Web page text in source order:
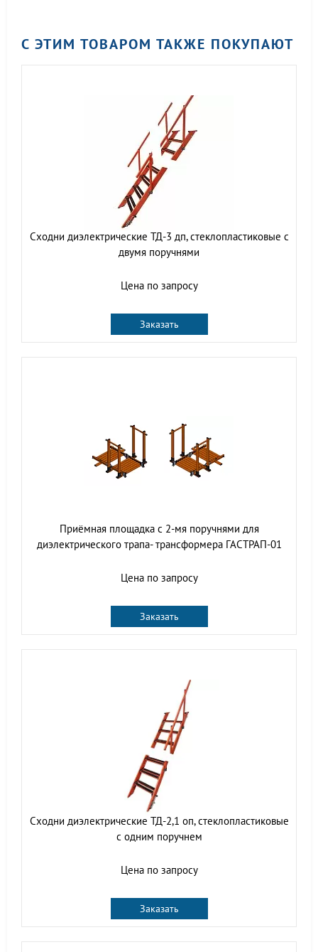
С ЭТИМ ТОВАРОМ ТАКЖЕ ПОКУПАЮТ
Сходни диэлектрические ТД-3 дп, стеклопластиковые с
двумя поручнями
Цена по запросу
Заказать
Приёмная площадка с 2-мя поручнями для
диэлектрического трапа- трансформера ГАСТРАП-01
Цена по запросу
Заказать
Сходни диэлектрические ТД-2,1 оп, стеклопластиковые
с одним поручнем
Цена по запросу
Заказать